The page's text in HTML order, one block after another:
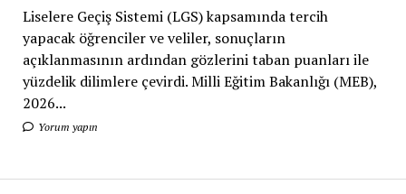
Liselere Geçiş Sistemi (LGS) kapsamında tercih
yapacak öğrenciler ve veliler, sonuçların
açıklanmasının ardından gözlerini taban puanları ile
yüzdelik dilimlere çevirdi. Milli Eğitim Bakanlığı (MEB),
2026...
Yorum yapın